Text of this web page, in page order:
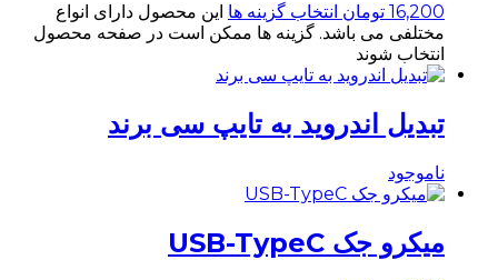
16,200 تومان انتخاب گزینه ها این محصول دارای انواع
مختلفی می باشد. گزینه ها ممکن است در صفحه محصول
انتخاب شوند
تبدیل اندروید به تایپ سی برند
ناموجود
میکرو جک USB-TypeC